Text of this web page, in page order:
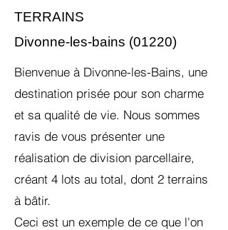
TERRAINS
Divonne-les-bains (01220)
Bienvenue à Divonne-les-Bains, une
destination prisée pour son charme
et sa qualité de vie. Nous sommes
ravis de vous présenter une
réalisation de division parcellaire,
créant 4 lots au total, dont 2 terrains
à bâtir.
Ceci est un exemple de ce que l'on